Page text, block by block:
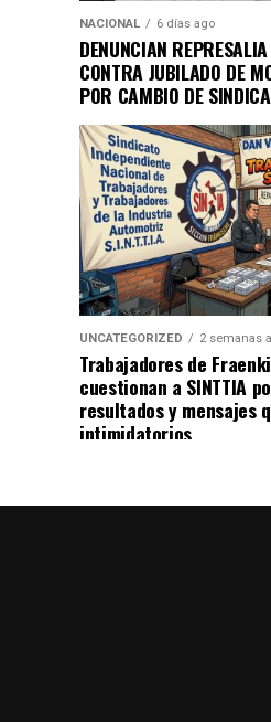
NACIONAL 6 días ago
DENUNCIAN
CONTRA JUBILADO DE
POR CAMBIO DE
UNCATEGORIZED 2 semanas
Trabajadores de
cuestionan a SINTTIA
resultados y mensajes
intimidatorios